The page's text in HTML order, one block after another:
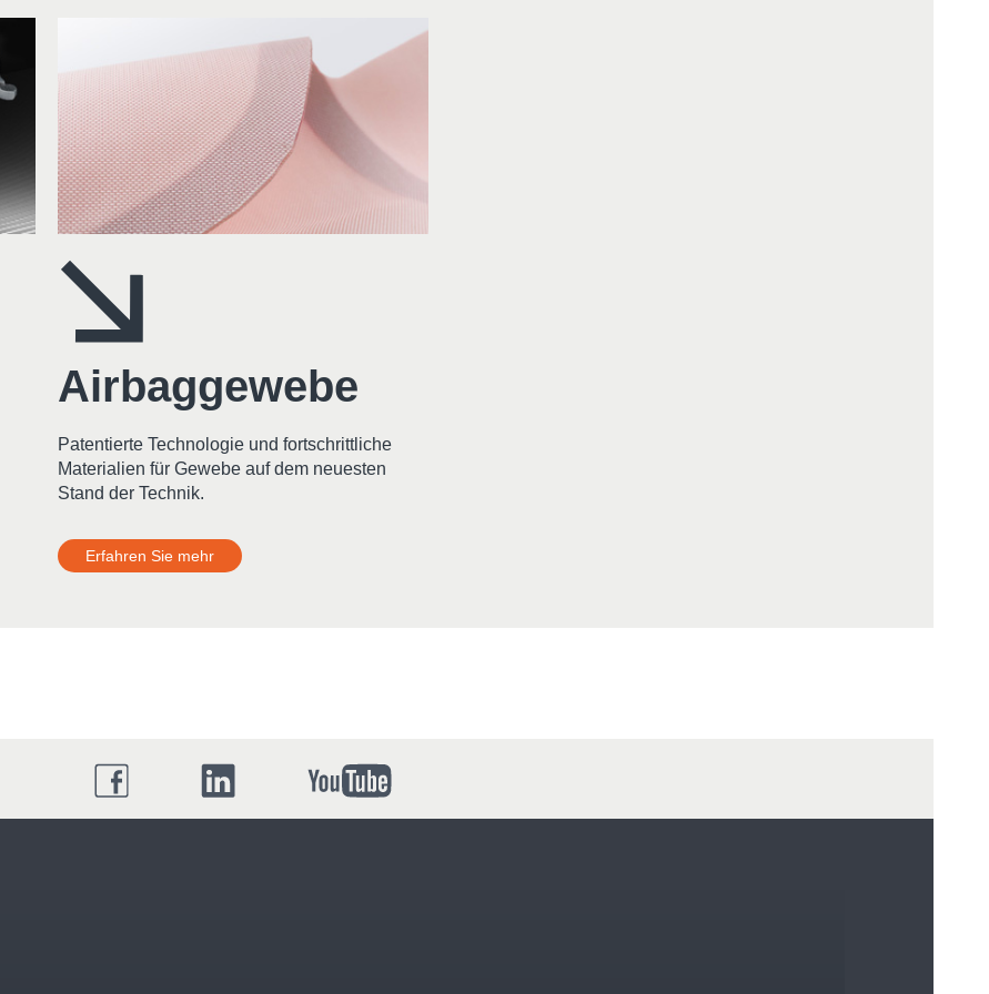
Airbaggewebe
Patentierte Technologie und fortschrittliche
Materialien für Gewebe auf dem neuesten
Stand der Technik.
Erfahren Sie mehr